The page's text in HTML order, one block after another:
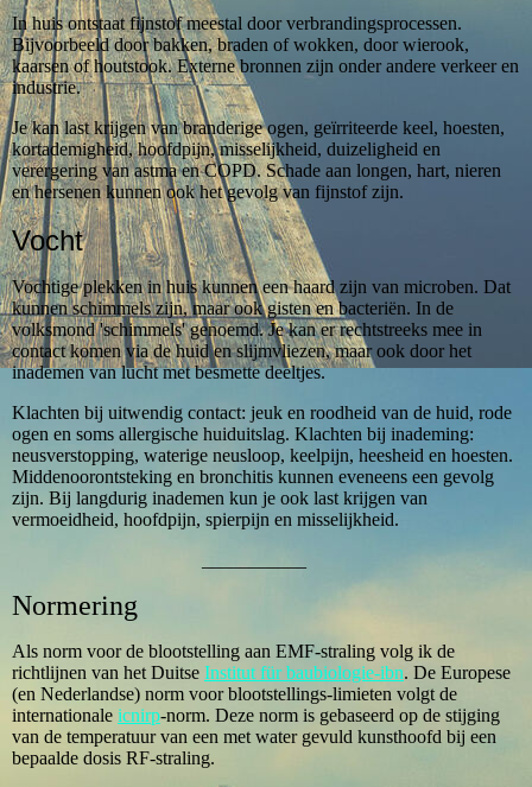
In huis ontstaat fijnstof meestal door verbrandingsprocessen.
Bijvoorbeeld door bakken, braden of wokken, door wierook,
kaarsen of houtstook. Externe bronnen zijn onder andere verkeer en
industrie.
Je kan last krijgen van branderige ogen, geïrriteerde keel, hoesten,
kortademigheid, hoofdpijn, misselijkheid, duizeligheid en
verergering van astma en COPD. Schade aan longen, hart, nieren
en hersenen kunnen ook het gevolg van fijnstof zijn.
Vocht
Vochtige plekken in huis kunnen een haard zijn van microben. Dat
kunnen schimmels zijn, maar ook gisten en bacteriën. In de
volksmond 'schimmels' genoemd. Je kan er rechtstreeks mee in
contact komen via de huid en slijmvliezen, maar ook door het
inademen van lucht met besmette deeltjes.
Klachten bij uitwendig contact: jeuk en roodheid van de huid, rode
ogen en soms allergische huiduitslag. Klachten bij inademing:
neusverstopping, waterige neusloop, keelpijn, heesheid en hoesten.
Middenoorontsteking en bronchitis kunnen eveneens een gevolg
zijn. Bij langdurig inademen kun je ook last krijgen van
vermoeidheid, hoofdpijn, spierpijn en misselijkheid.
Normering
Als norm voor de blootstelling aan EMF-straling volg ik de
richtlijnen van het Duitse Institut für baubiologie-ibn. De Europese
(en Nederlandse) norm voor blootstellings-limieten volgt de
internationale icnirp-norm. Deze norm is gebaseerd op de stijging
van de temperatuur van een met water gevuld kunsthoofd bij een
bepaalde dosis RF-straling.